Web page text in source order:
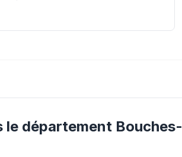
le département Bouches-